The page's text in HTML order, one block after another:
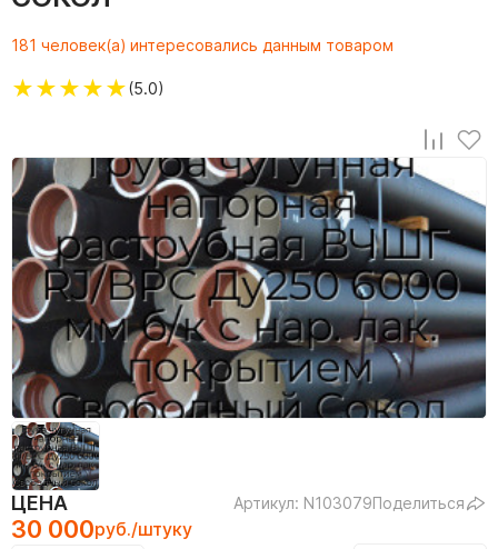
181 человек(а) интересовались данным товаром
★★★★★(5.0)
ЦЕНА Артикул: N103079Поделиться
30 000руб./штуку